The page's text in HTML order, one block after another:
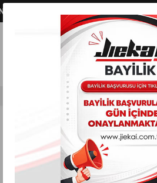
AKTİFLEŞMİŞTİR.
Mobil Menü
Mobil